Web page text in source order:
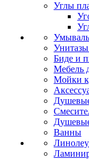
Углы
Биде и
Мебель
Мойки
Ванны